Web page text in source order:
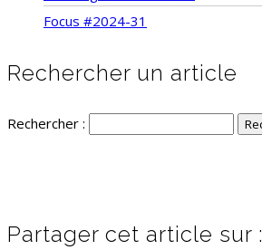
Focus #2024-31
Rechercher un article
Rechercher :
Partager cet article sur :